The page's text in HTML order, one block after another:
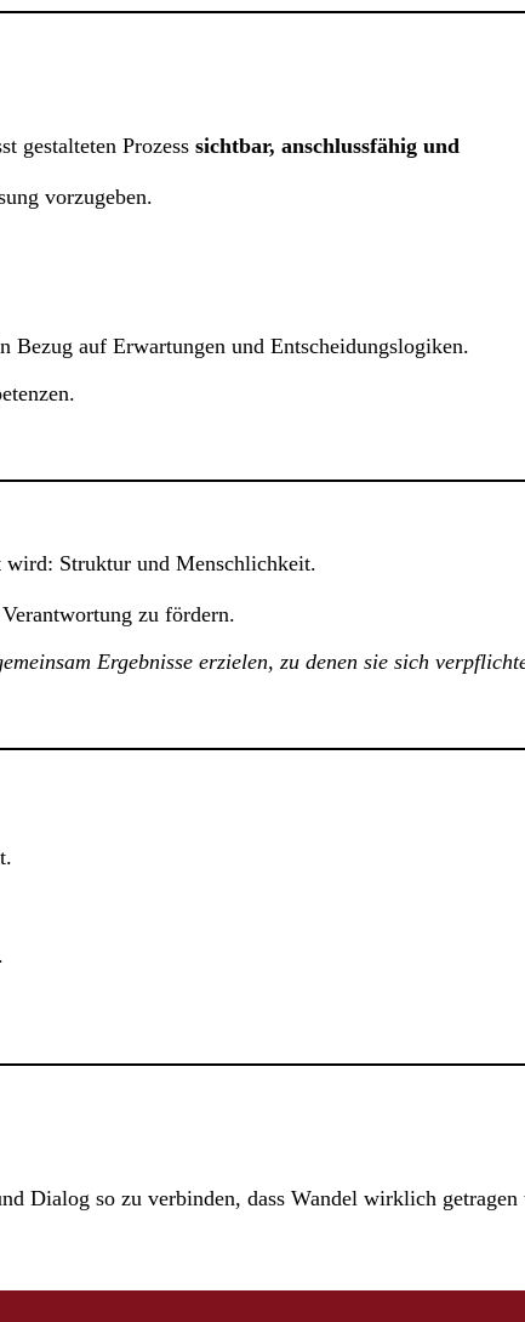
gestalteten Prozess sichtbar, anschlussfähig und
vorzugeben.
Bezug auf Erwartungen und Entscheidungslogiken.
wird: Struktur und Menschlichkeit.
zu fördern.
Ergebnisse erzielen, zu denen sie sich
Dialog so zu verbinden, dass Wandel wirklich